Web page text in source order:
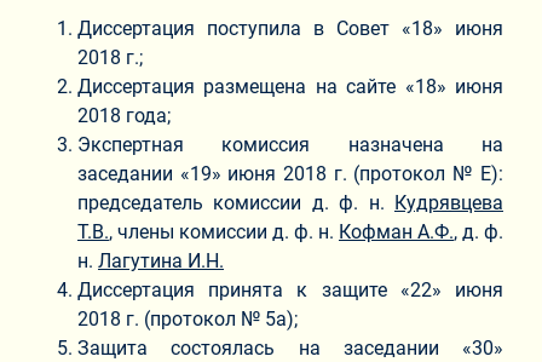
Диссертация поступила в Совет «18» июня
2018 г.;
Диссертация размещена на сайте «18» июня
2018 года;
Экспертная комиссия назначена на
заседании «19» июня 2018 г. (протокол № Е):
председатель комиссии д. ф. н. Кудрявцева
Т.В., члены комиссии д. ф. н. Кофман А.Ф., д. ф.
н. Лагутина И.Н.
Диссертация принята к защите «22» июня
2018 г. (протокол № 5а);
Защита состоялась на заседании «30»